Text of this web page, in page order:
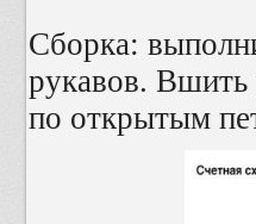
Сборка:
рукавов.
по открытым